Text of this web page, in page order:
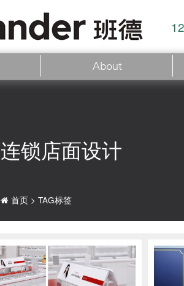
About
连锁店面设计
首页 > TAG标签